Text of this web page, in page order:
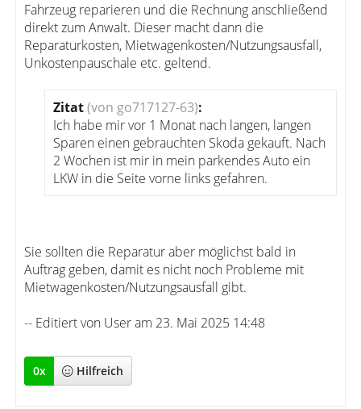
Fahrzeug reparieren und die Rechnung anschließend
direkt zum Anwalt. Dieser macht dann die
Reparaturkosten, Mietwagenkosten/Nutzungsausfall,
Unkostenpauschale etc. geltend.
Zitat(von go717127-63):
Ich habe mir vor 1 Monat nach langen, langen
Sparen einen gebrauchten Skoda gekauft. Nach
2 Wochen ist mir in mein parkendes Auto ein
LKW in die Seite vorne links gefahren.
Sie sollten die Reparatur aber möglichst bald in
Auftrag geben, damit es nicht noch Probleme mit
Mietwagenkosten/Nutzungsausfall gibt.
-- Editiert von User am 23. Mai 2025 14:48
0x Hilfreich